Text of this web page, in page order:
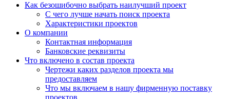
Как безошибочно выбрать наилучший проект
С чего лучше начать поиск проекта
Характеристики проектов
О компании
Контактная информация
Банковские реквизиты
Что включено в состав проекта
Чертежи каких разделов проекта мы
предоставляем
Что мы включаем в нашу фирменную поставку
проектов